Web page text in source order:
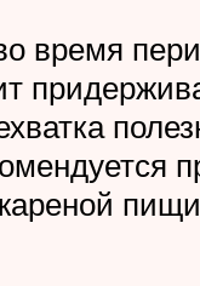
время